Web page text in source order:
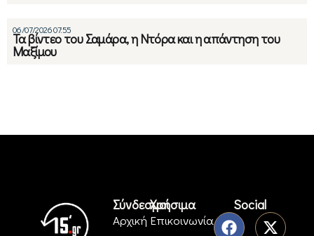
06/07/2026 07:55
Τα βίντεο του Σαμάρα, η Ντόρα και η απάντηση του
Μαξίμου
Σύνδεσμοι
Αρχική
Χρήσιμα
Επικοινωνία
Social